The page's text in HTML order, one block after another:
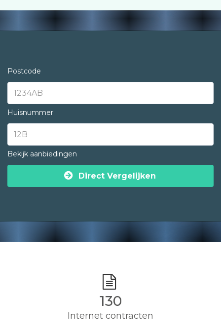
Postcode
Huisnummer
Bekijk aanbiedingen
Direct Vergelijken
130
Internet contracten